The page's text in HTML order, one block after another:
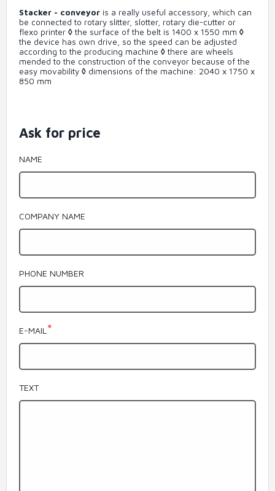
Stacker - conveyor is a really useful accessory, which can
be connected to rotary slitter, slotter, rotary die-cutter or
flexo printer◊the surface of the belt is 1400 x 1550 mm◊
the device has own drive, so the speed can be adjusted
according to the producing machine◊there are wheels
mended to the construction of the conveyor because of the
easy movability◊ dimensions of the machine: 2040 x 1750 x
850 mm
Ask for price
NAME
COMPANY NAME
PHONE NUMBER
E-MAIL
TEXT